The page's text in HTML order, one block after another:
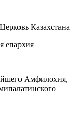
Казахстана
Амфилохия,